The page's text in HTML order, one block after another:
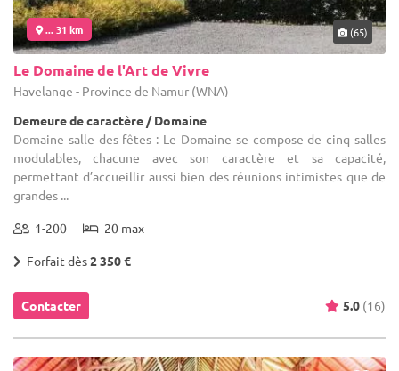
... 31 km (65)
Le Domaine de l'Art de Vivre
Havelange - Province de Namur (WNA)
Demeure de caractère / Domaine
Domaine salle des fêtes : Le Domaine se compose de cinq salles
modulables, chacune avec son caractère et sa capacité,
permettant d’accueillir aussi bien des réunions intimistes que de
grandes ...
1-200 20 max
Forfait dès2 350 €
Contacter 5.0 (16)